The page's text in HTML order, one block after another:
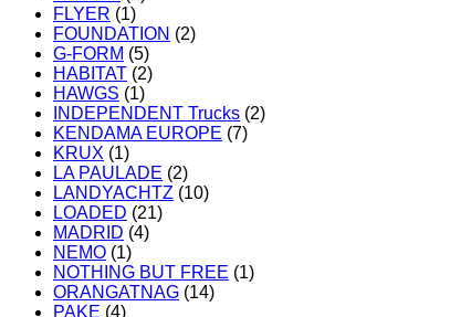
FLYER (1)
FOUNDATION (2)
G-FORM (5)
HABITAT (2)
HAWGS (1)
INDEPENDENT Trucks (2)
KENDAMA EUROPE (7)
KRUX (1)
LA PAULADE (2)
LANDYACHTZ (10)
LOADED (21)
MADRID (4)
NEMO (1)
NOTHING BUT FREE (1)
ORANGATNAG (14)
PAKE (4)